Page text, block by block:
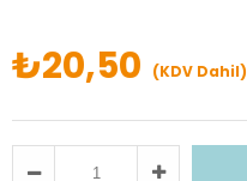
₺20,50 (KDV Dahil)